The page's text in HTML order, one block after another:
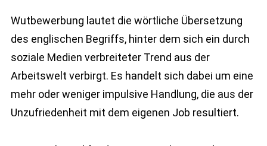
Wutbewerbung lautet die wörtliche Übersetzung
des englischen Begriffs, hinter dem sich ein durch
soziale Medien verbreiteter Trend aus der
Arbeitswelt verbirgt. Es handelt sich dabei um eine
mehr oder weniger impulsive Handlung, die aus der
Unzufriedenheit mit dem eigenen Job resultiert.